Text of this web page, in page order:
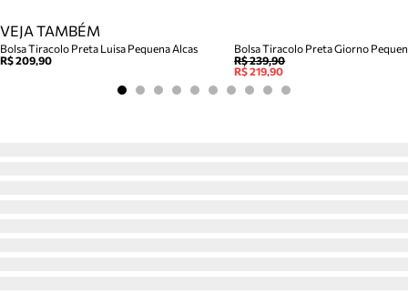
VEJA TAMBÉM
Bolsa Tiracolo Preta Luisa Pequena Alcas
R$ 209,90
Bolsa Tiracolo Preta Giorno
R$ 239,90
R$ 219,90